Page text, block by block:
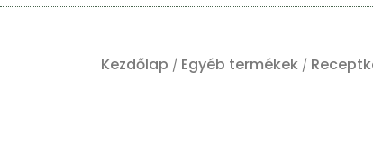
Kezdőlap / Egyéb termékek /